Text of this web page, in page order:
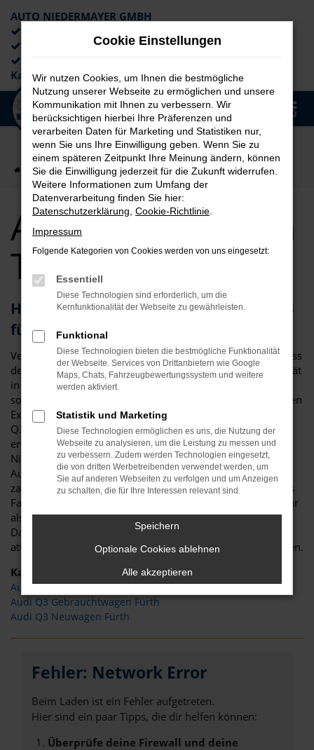
Zum
Hauptinhalt
springen
AUTO NIEDERMAYER GMBH
Lieferung an die Haustür
Kaufabwicklung
MENÜ
Startseite Fürth Audi Audi Q3 für Fürth Top Angebote
Audi Q3 für Fürth
Top Angebote
Herausragendes Fahrzeug: der Audi Q3
für Fürth
Vergleichstest und Erfahrungsberichte zeigen eindeutig, dass
der Audi Q3 ein erstklassiges Fahrzeug ist. Für Ihre Mobilität
in Fürth ist das Modell perfekt geeignet und zeichnet sich
sowohl durch seine Verarbeitungsqualität als auch die vielen
Extras aus. Nicht nur im Stadtverkehr in Fürth ist der Audi
Q3 die beste Wahl: auch auf Landstraße und Autobahn
erweist sich das Modell als überzeugend. Bei Auto
Niedermayer verstehen wir uns als Experten rund um den
Audi Q3 und haben – im übertragenen Sinne – bereits
zahlreiche Modelle auf die Straßen von Fürth geschickt. Als
Familienbetrieb verfügen wir über eine Erfahrung von mehr
als 40 Jahren und beraten Sie gerne fair und kompetent.
Darüber hinaus dürfen Sie sich auf durch und durch
attraktive Preise bis zu 40 Prozent unterhalb der UVP freuen.
Kategorie
Audi Q3 Tageszulassung Fürth
Audi Q3 Gebrauchtwagen Fürth
Audi Q3 Neuwagen Fürth
Fehler: Network Error
Beim Laden ist ein Fehler aufgetreten.
Hier sind ein paar Tipps, die dir helfen können:
Überprüfe deine Firewall und deine
Cookie Einstellungen
Wir nutzen Cookies, um Ihnen die bestmögliche
Nutzung unserer Webseite zu ermöglichen und unsere
Kommunikation mit Ihnen zu verbessern. Wir
berücksichtigen hierbei Ihre Präferenzen und
verarbeiten Daten für Marketing und Statistiken nur,
wenn Sie uns Ihre Einwilligung geben. Wenn Sie zu
einem späteren Zeitpunkt Ihre Meinung ändern, können
Sie die Einwilligung jederzeit für die Zukunft widerrufen.
Weitere Informationen zum Umfang der
Datenverarbeitung finden Sie hier:
Datenschutzerklärung Cookie-Richtlinie
Impressum
Folgende Kategorien von Cookies werden von uns eingesetzt:
Essentiell
Diese Technologien sind erforderlich, um die
Kernfunktionalität der Webseite zu gewährleisten.
Funktional
Diese Technologien bieten die bestmögliche Funktionalität
der Webseite. Services von Drittanbietern wie Google
Maps, Chats, Fahrzeugbewertungssystem und weitere
werden aktiviert.
Statistik und Marketing
Diese Technologien ermöglichen es uns, die Nutzung der
Webseite zu analysieren, um die Leistung zu messen und
zu verbessern. Zudem werden Technologien eingesetzt,
die von dritten Werbetreibenden verwendet werden, um
Sie auf anderen Webseiten zu verfolgen und um Anzeigen
zu schalten, die für Ihre Interessen relevant sind.
Speichern
Optionale Cookies ablehnen
Alle akzeptieren